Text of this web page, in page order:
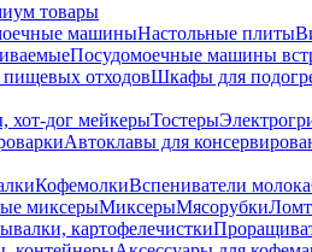
товары
машиныНастольные плиты
Посудомоечные машины
отходовШкафы для
хот-дог мейкерыТостеры
Автоклавы для
КофемолкиВспениватели молока
миксерыМиксерыМясорубки
картофелечистки